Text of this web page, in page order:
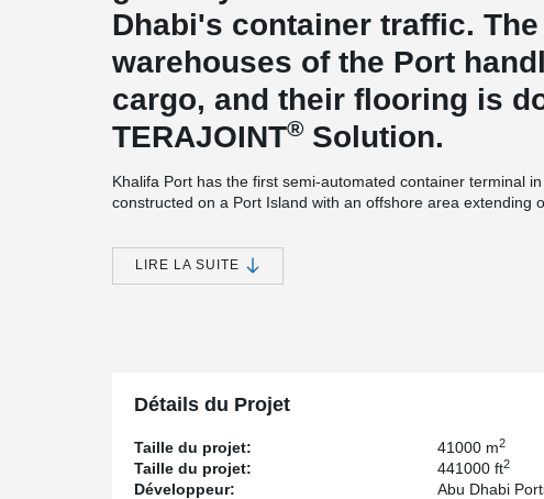
Dhabi's container traffic.
warehouses of the Port
cargo, and their flooring is
TERAJOINT® Solution.
Khalifa Port has the first semi-automated container terminal
constructed on a Port Island with an offshore area extending
The warehouses have a reinforced moment resisting
transferred through the floors and resisted by beams and
LIRE LA SUITE
Détails du Projet
Taille du projet: 41000 m2
Taille du projet: 441000 ft2
Développeur:
Abu Dhabi